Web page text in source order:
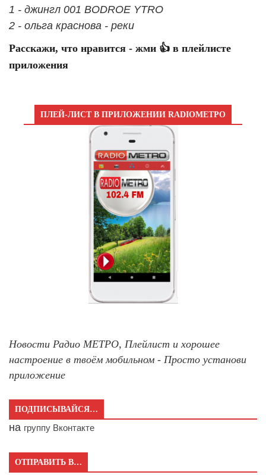
1 - джингл 001 BODROE YTRO
2 - ольга краснова - реки
Расскажи, что нравится - жми 👍 в плейлисте
приложения
ПЛЕЙ-ЛИСТ В ПРИЛОЖЕНИИ RADIOМЕТРО
Новости Радио МЕТРО, Плейлист и хорошее
настроение в твоём мобильном - Просто установи
приложение
ПОДПИСЫВАЙСЯ…
на группу Вконтакте
ОТПРАВИТЬ В…